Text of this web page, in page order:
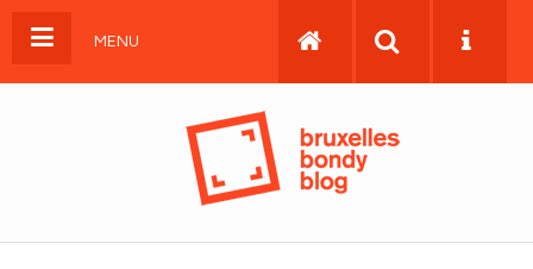
MENU